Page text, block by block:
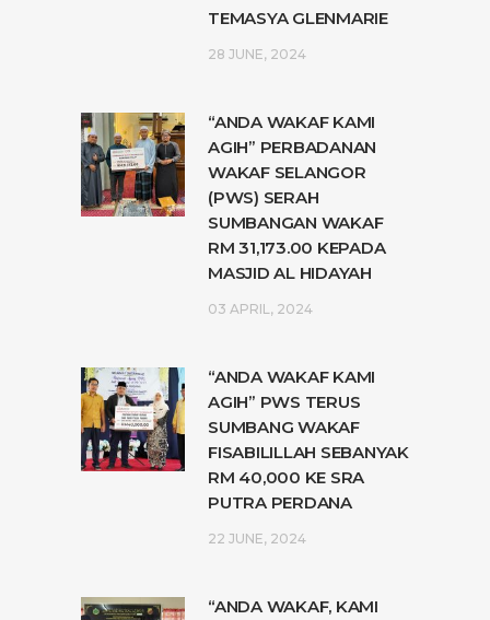
TEMASYA GLENMARIE
28 JUNE, 2024
“ANDA WAKAF KAMI
AGIH” PERBADANAN
WAKAF SELANGOR
(PWS) SERAH
SUMBANGAN WAKAF
RM 31,173.00 KEPADA
MASJID AL HIDAYAH
03 APRIL, 2024
“ANDA WAKAF KAMI
AGIH” PWS TERUS
SUMBANG WAKAF
FISABILILLAH SEBANYAK
RM 40,000 KE SRA
PUTRA PERDANA
22 JUNE, 2024
“ANDA WAKAF, KAMI